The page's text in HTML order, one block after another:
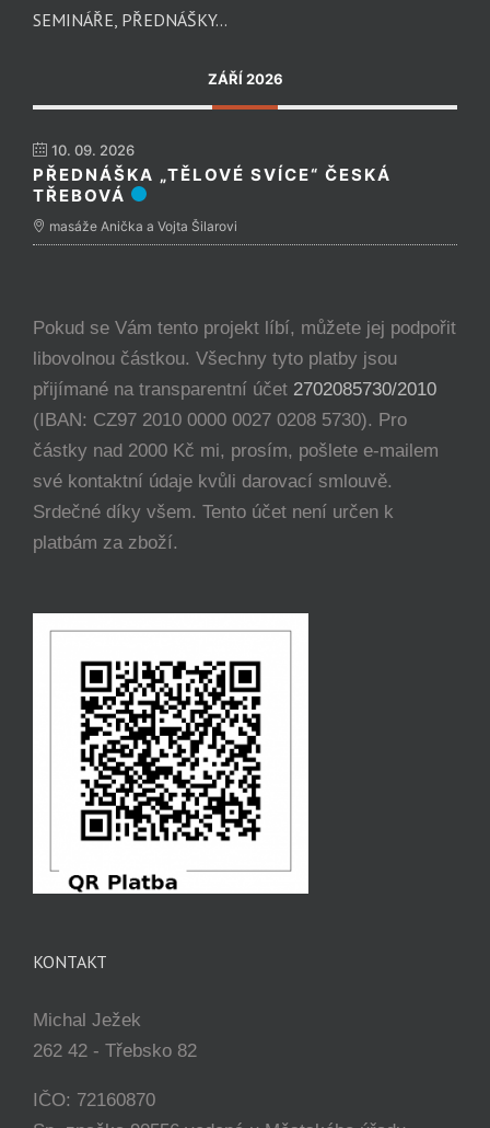
SEMINÁŘE, PŘEDNÁŠKY…
ZÁŘÍ 2026
10. 09. 2026
PŘEDNÁŠKA „TĚLOVÉ SVÍCE“ ČESKÁ
TŘEBOVÁ
masáže Anička a Vojta Šilarovi
Pokud se Vám tento projekt líbí, můžete jej podpořit
libovolnou částkou. Všechny tyto platby jsou
přijímané na transparentní účet 2702085730/2010
(IBAN: CZ97 2010 0000 0027 0208 5730). Pro
částky nad 2000 Kč mi, prosím, pošlete e-mailem
své kontaktní údaje kvůli darovací smlouvě.
Srdečné díky všem. Tento účet není určen k
platbám za zboží.
KONTAKT
Michal Ježek
262 42 - Třebsko 82
IČO: 72160870